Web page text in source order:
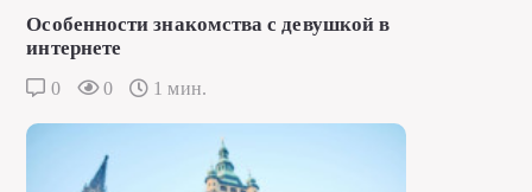
Особенности знакомства с девушкой в
интернете
0 0 1 мин.